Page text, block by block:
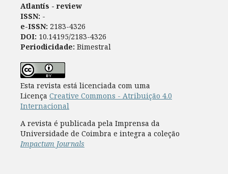
Atlantís - review
ISSN: -
e-ISSN: 2183-4326
DOI: 10.14195/2183-4326
Periodicidade: Bimestral
Esta revista está licenciada com uma
Licença Creative Commons - Atribuição 4.0
Internacional
A revista é publicada pela Imprensa da
Universidade de Coimbra e integra a coleção
Impactum Journals